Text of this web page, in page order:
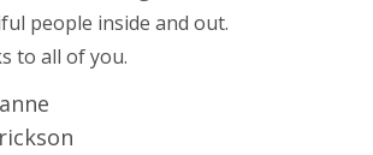
people inside and out.
to all of you.